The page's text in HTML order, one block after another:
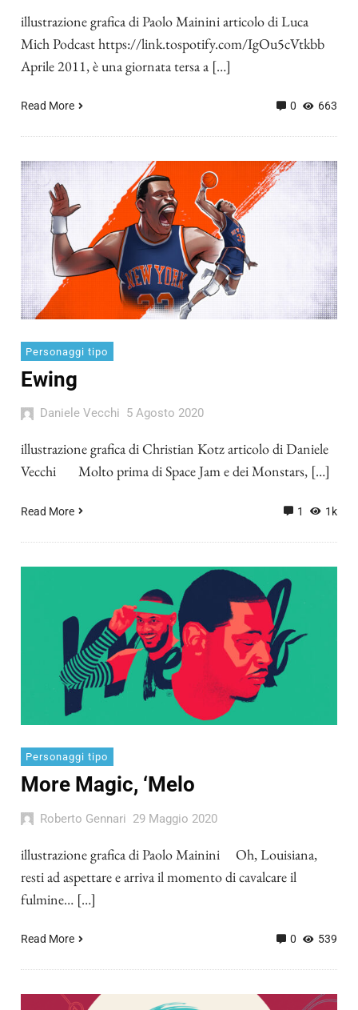
illustrazione grafica di Paolo Mainini articolo di Luca
Mich Podcast https://link.tospotify.com/IgOu5cVtkbb
Aprile 2011, è una giornata tersa a […]
Read More 0 663
Personaggi tipo
Ewing
Daniele Vecchi 5 Agosto 2020
illustrazione grafica di Christian Kotz articolo di Daniele
Vecchi Molto prima di Space Jam e dei Monstars, […]
Read More 1 1k
Personaggi tipo
More Magic, ‘Melo
Roberto Gennari 29 Maggio 2020
illustrazione grafica di Paolo Mainini Oh, Louisiana,
resti ad aspettare e arriva il momento di cavalcare il
fulmine… […]
Read More 0 539